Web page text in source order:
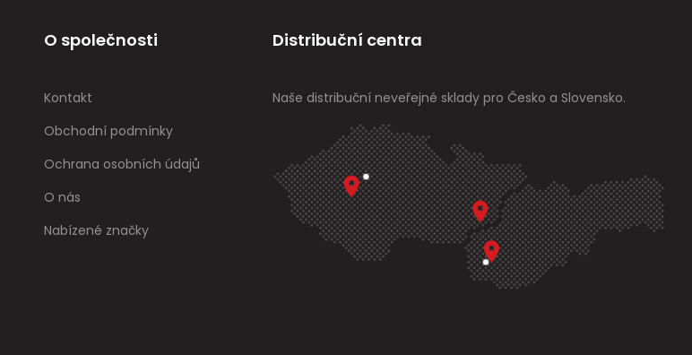
O společnosti
Kontakt
Obchodní podmínky
Ochrana osobních údajů
O nás
Nabízené značky
Distribuční centra
Naše distribuční neveřejné sklady pro Česko a Slovensko.